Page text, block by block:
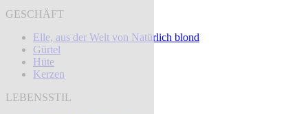
GESCHÄFT
Elle, aus der Welt von Natürlich blond
Gürtel
Hüte
Kerzen
LEBENSSTIL